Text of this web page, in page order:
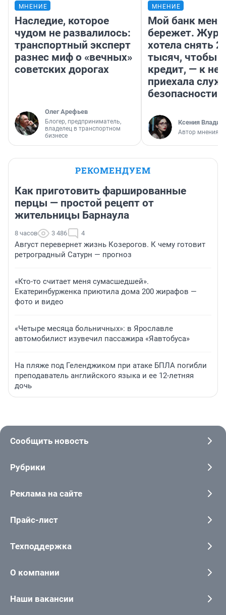
МНЕНИЕ
Наследие, которое
чудом не развалилось:
транспортный эксперт
разнес миф о «вечных»
советских дорогах
Олег Арефьев
Блогер, предприниматель,
владелец в транспортном
бизнесе
МНЕНИЕ
Мой банк меня
бережет.
хотела снять
тысяч, чтобы
кредит, — к
приехала
безопасности
Ксения
Автор мнения
РЕКОМЕНДУЕМ
Как приготовить фаршированные
перцы — простой рецепт от
жительницы Барнаула
8 часов 3 486 4
Август перевернет жизнь Козерогов. К чему готовит
ретроградный Сатурн — прогноз
«Кто-то считает меня сумасшедшей».
Екатеринбурженка приютила дома 200 жирафов —
фото и видео
«Четыре месяца больничных»: в Ярославле
автомобилист изувечил пассажира «Яавтобуса»
На пляже под Геленджиком при атаке БПЛА погибли
преподаватель английского языка и ее 12-летняя
дочь
Сообщить новость
Рубрики
Реклама на сайте
Прайс-лист
Техподдержка
О компании
Наши вакансии